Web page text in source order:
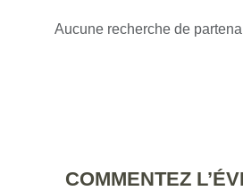
Aucune recherche de
COMMENTEZ